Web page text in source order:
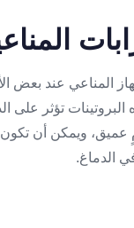
المناعي عند بعض
تؤثر على
ويمكن أن تكون
الدماغ.